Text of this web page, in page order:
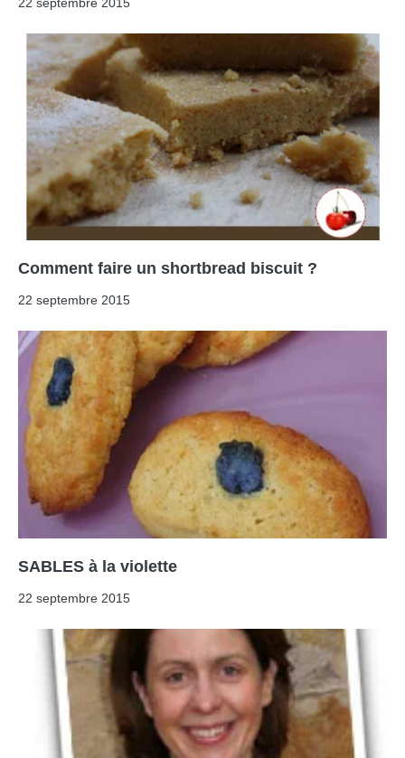
Comment faire un shortbread biscuit ?
22 septembre 2015
SABLES à la violette
22 septembre 2015